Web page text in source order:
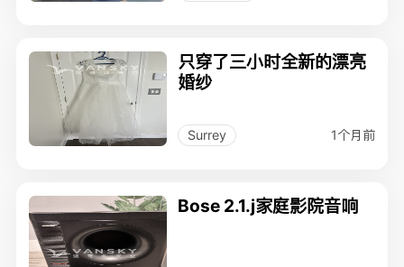
只穿了三小时全新的漂亮
婚纱
Surrey 1个月前
Bose 2.1.j家庭影院音响